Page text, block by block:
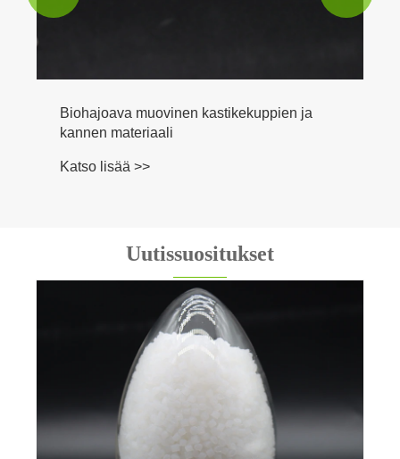
Biohajoava muovinen kastikekuppien ja
kannen materiaali
Katso lisää >>
Uutissuositukset